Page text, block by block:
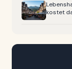
kostet